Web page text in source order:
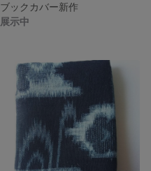
ブックカバー新作
展示中